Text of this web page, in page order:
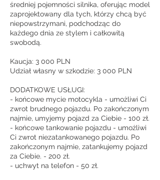
średniej pojemności silnika, oferując model
zaprojektowany dla tych, którzy chcą być
niepowstrzymani, podchodząc do
każdego dnia ze stylem i całkowitą
swobodą.
Kaucja: 3 000 PLN
Udział własny w szkodzie: 3 000 PLN
DODATKOWE USŁUGI:
- końcowe mycie motocykla - umożliwi Ci
zwrot brudnego pojazdu. Po zakończonym
najmie, umyjemy pojazd za Ciebie - 100 zł.
- końcowe tankowanie pojazdu - umożliwi
Ci zwrot niezatankowanego pojazdu. Po
zakończonym najmie, zatankujemy pojazd
za Ciebie. - 200 zł.
- uchwyt na telefon - 50 zł.